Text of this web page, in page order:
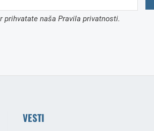
prihvatate naša Pravila privatnosti.
VESTI